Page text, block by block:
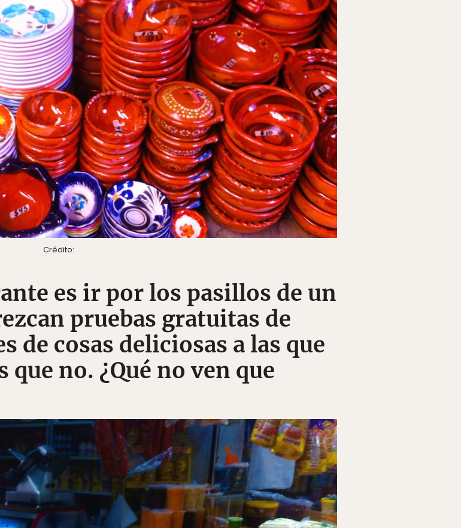
Crédito:
es ir por los pasillos de un
pruebas gratuitas de
de cosas deliciosas a las que
no. ¿Qué no ven que